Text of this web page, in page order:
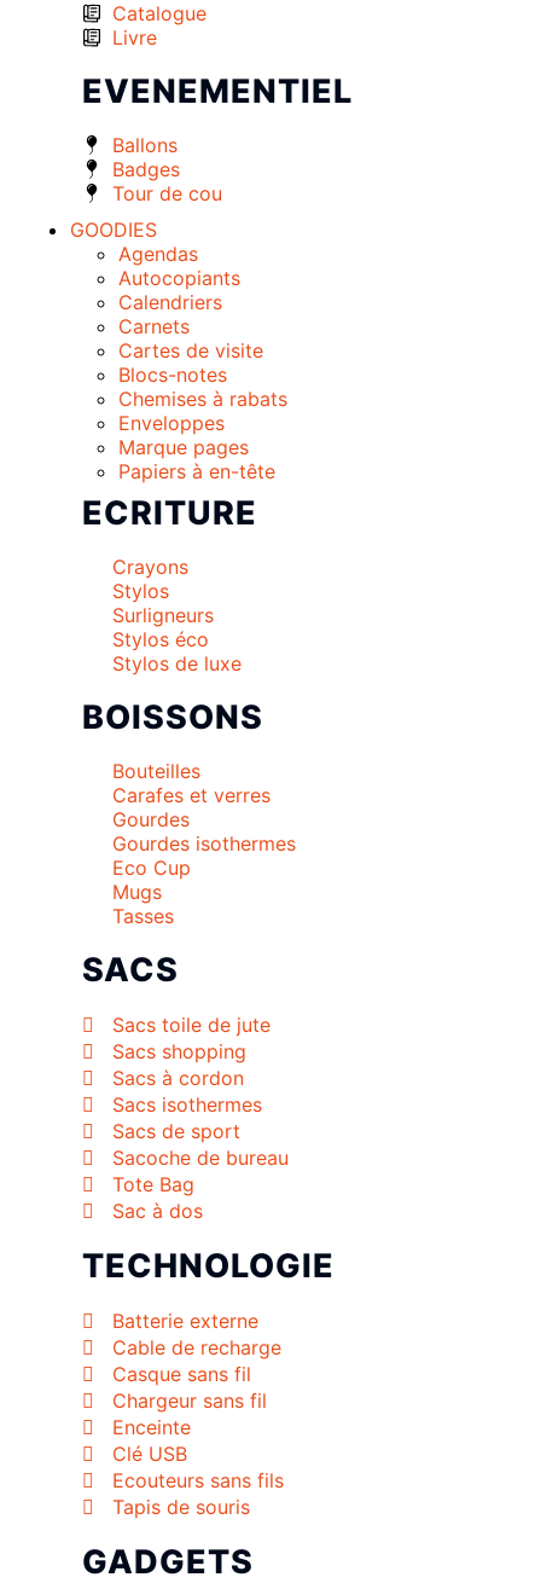
Catalogue
Livre
EVENEMENTIEL
Ballons
Badges
Tour de cou
GOODIES
Agendas
Autocopiants
Calendriers
Carnets
Cartes de visite
Blocs-notes
Chemises à rabats
Enveloppes
Marque pages
Papiers à en-tête
ECRITURE
Crayons
Stylos
Surligneurs
Stylos éco
Stylos de luxe
BOISSONS
Bouteilles
Carafes et verres
Gourdes
Gourdes isothermes
Eco Cup
Mugs
Tasses
SACS
Sacs toile de jute
Sacs shopping
Sacs à cordon
Sacs isothermes
Sacs de sport
Sacoche de bureau
Tote Bag
Sac à dos
TECHNOLOGIE
Batterie externe
Cable de recharge
Casque sans fil
Chargeur sans fil
Enceinte
Clé USB
Ecouteurs sans fils
Tapis de souris
GADGETS